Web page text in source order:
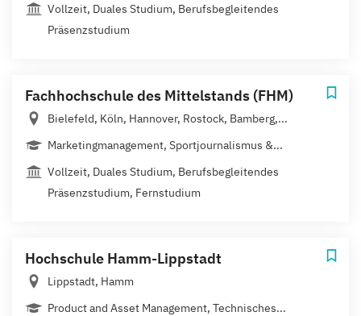
Vollzeit, Duales Studium, Berufsbegleitendes
Präsenzstudium
Fachhochschule des Mittelstands (FHM)
Bielefeld, Köln, Hannover, Rostock, Bamberg,...
Marketingmanagement, Sportjournalismus &...
Vollzeit, Duales Studium, Berufsbegleitendes
Präsenzstudium, Fernstudium
Hochschule Hamm-Lippstadt
Lippstadt, Hamm
Product and Asset Management, Technisches...